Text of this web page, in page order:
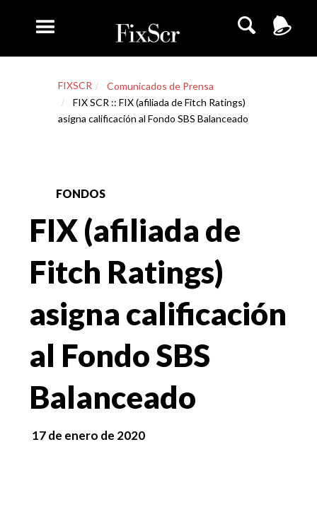
FIXSCR
Comunicados de Prensa
FIX SCR :: FIX (afiliada de Fitch Ratings)
asigna calificación al Fondo SBS Balanceado
FONDOS
FIX (afiliada de
Fitch Ratings)
asigna calificación
al Fondo SBS
Balanceado
17 de enero de 2020